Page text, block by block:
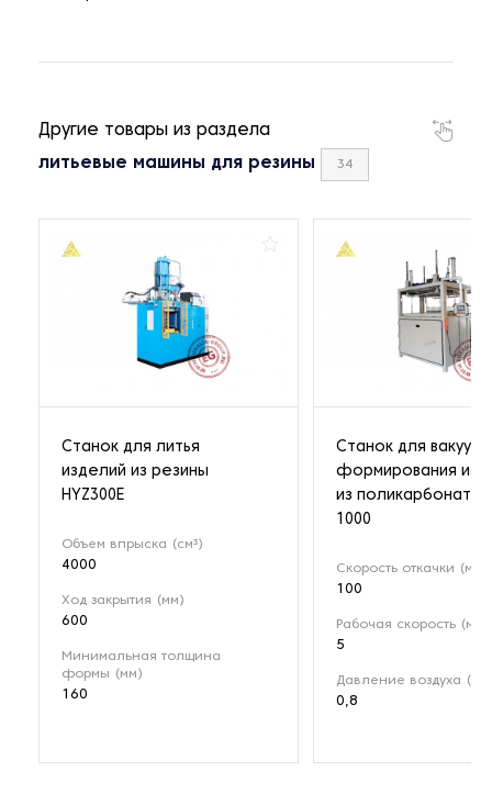
Другие товары из раздела
литьевые машины для резины 34
Станок для литья
изделий из резины
HYZ300E
Объем впрыска (см³)
4000
Ход закрытия (мм)
600
Минимальная толщина
формы (мм)
160
Станок для
формирования
из поликарбоната
1000
Скорость откачки (м³/
100
Рабочая скорость
5
Давление воздуха
0,8